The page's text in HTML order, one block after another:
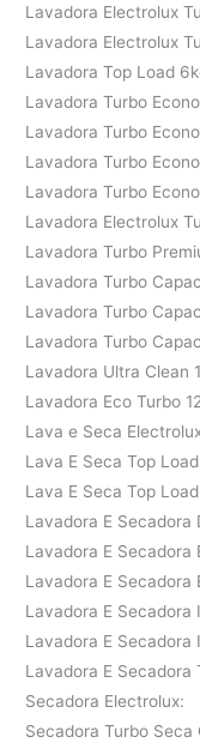
Lavadora Electrolux
Lavadora Electrolux
Lavadora Top Load
Lavadora Turbo
Lavadora Turbo
Lavadora Turbo
Lavadora Turbo
Lavadora Electrolux
Lavadora Turbo
Lavadora Turbo
Lavadora Turbo
Lavadora Turbo
Lavadora Ultra Clean
Lavadora Eco Turbo
Lava e Seca
Lava E Seca Top
Lava E Seca Top
Lavadora E Secadora
Lavadora E Secadora
Lavadora E Secadora
Lavadora E
Lavadora E Secadora
Lavadora E Secadora
Secadora Electrolux:
Secadora Turbo Seca